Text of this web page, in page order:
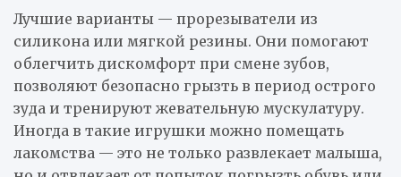
Лучшие варианты — прорезыватели из
силикона или мягкой резины. Они помогают
облегчить дискомфорт при смене зубов,
позволяют безопасно грызть в период острого
зуда и тренируют жевательную мускулатуру.
Иногда в такие игрушки можно помещать
лакомства — это не только развлекает малыша,